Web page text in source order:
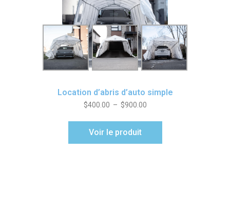
Location d’abris d’auto simple
$400.00 – $900.00
Voir le produit